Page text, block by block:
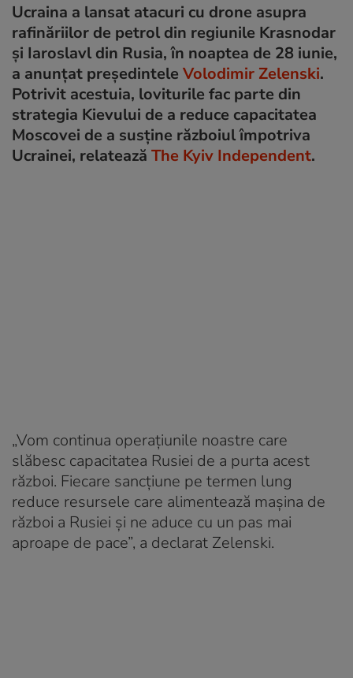
Ucraina a lansat atacuri cu drone asupra
rafinăriilor de petrol din regiunile Krasnodar
și Iaroslavl din Rusia, în noaptea de 28 iunie,
a anunțat președintele Volodimir Zelenski.
Potrivit acestuia, loviturile fac parte din
strategia Kievului de a reduce capacitatea
Moscovei de a susține războiul împotriva
Ucrainei, relatează The Kyiv Independent.
„Vom continua operațiunile noastre care
slăbesc capacitatea Rusiei de a purta acest
război. Fiecare sancțiune pe termen lung
reduce resursele care alimentează mașina de
război a Rusiei și ne aduce cu un pas mai
aproape de pace”, a declarat Zelenski.